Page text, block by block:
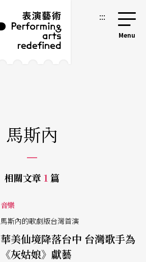
:::
馬斯內
相關文章 1 篇
音樂
馬斯內的歌劇版台灣首演
華美仙境降落台中 台灣歌手為
《灰姑娘》獻藝